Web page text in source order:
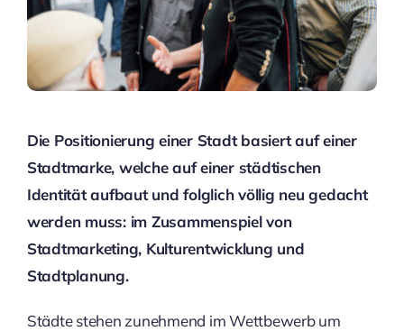
Die Positionierung einer Stadt basiert auf einer
Stadtmarke, welche auf einer städtischen
Identität aufbaut und folglich völlig neu gedacht
werden muss: im Zusammenspiel von
Stadtmarketing, Kulturentwicklung und
Stadtplanung.
Städte stehen zunehmend im Wettbewerb um